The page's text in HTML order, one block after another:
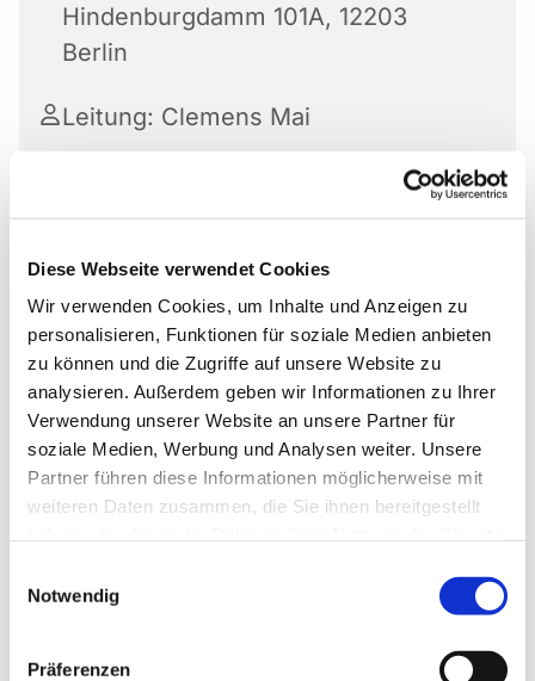
Diese Webseite verwendet Cookies
Wir verwenden Cookies, um Inhalte und Anzeigen zu
personalisieren, Funktionen für soziale Medien anbieten
zu können und die Zugriffe auf unsere Website zu
analysieren. Außerdem geben wir Informationen zu Ihrer
Verwendung unserer Website an unsere Partner für
soziale Medien, Werbung und Analysen weiter. Unsere
Partner führen diese Informationen möglicherweise mit
weiteren Daten zusammen, die Sie ihnen bereitgestellt
Notwendig
Präferenzen
Hindenburgdamm 101A, 12203
Berlin
Leitung: Clemens Mai
Repertoire von Barock bis Pop. Regelmäßig
bereichert er unsere Festgottesdienste, aber auch
Gemeindefeste wie den Basar oder St. Martin.
Leitung: Clemens Mai
Kontakt :Clemens Mai, Telefon 0171 5445076
Proben: dienstags, 19.00 bis 20.30 Uhr, im
Grünen Saal, Kita Hindenburgdamm/oben